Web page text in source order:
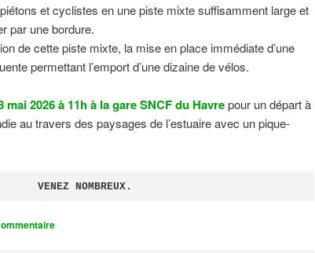
et cyclistes en une piste mixte suffisamment large et
par une bordure.
de cette piste mixte, la mise en place immédiate d’une
permettant l’emport d’une dizaine de vélos.
2026 à 11h à la gare SNCF du Havrepour un départ à
au travers des paysages de l’estuaire avec un pique-
VENEZ NOMBREUX.